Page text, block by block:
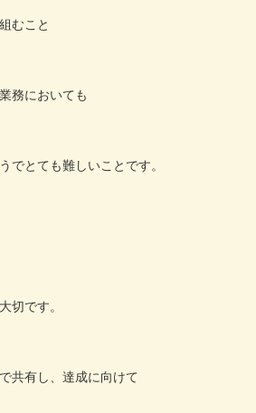
むこと
務においても
でとても難しいことです。
切です。
共有し、達成に向けて